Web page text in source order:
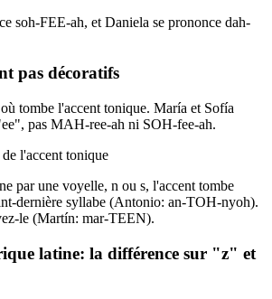
soh-FEE-ah, et Daniela se prononce dah-
pas décoratifs
tombe l'accent tonique. María et Sofía
pas MAH-ree-ah ni SOH-fee-ah.
l'accent tonique
par une voyelle, n ou s, l'accent tombe
dernière syllabe (Antonio: an-TOH-nyoh).
le (Martín: mar-TEEN).
latine: la différence sur "z" et